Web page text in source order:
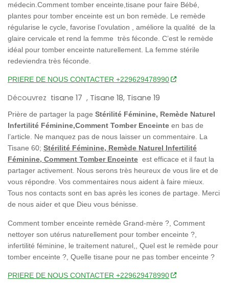
médecin.Comment tomber enceinte,tisane pour faire Bébé,
plantes pour tomber enceinte est un bon remède. Le remède
régularise le cycle, favorise l’ovulation , améliore la qualité de la
glaire cervicale et rend la femme très féconde. C’est le remède
idéal pour tomber enceinte naturellement. La femme stérile
redeviendra très féconde.
PRIERE DE NOUS CONTACTER +229629478990
Découvrez tisane 17 , Tisane 18, Tisane 19
Prière de partager la page Stérilité Féminine, Remède Naturel
Infertilité Féminine,Comment Tomber Enceinte en bas de
l’article. Ne manquez pas de nous laisser un commentaire. La
Tisane 60; Stérilité Féminine, Remède Naturel Infertilité
Féminine, Comment Tomber Enceinte est efficace et il faut la
partager activement. Nous serons très heureux de vous lire et de
vous répondre. Vos commentaires nous aident à faire mieux.
Tous nos contacts sont en bas après les icones de partage. Merci
de nous aider et que Dieu vous bénisse.
Comment tomber enceinte remède Grand-mère ?, Comment
nettoyer son utérus naturellement pour tomber enceinte ?,
infertilité féminine, le traitement naturel,, Quel est le remède pour
tomber enceinte ?, Quelle tisane pour ne pas tomber enceinte ?
PRIERE DE NOUS CONTACTER +229629478990